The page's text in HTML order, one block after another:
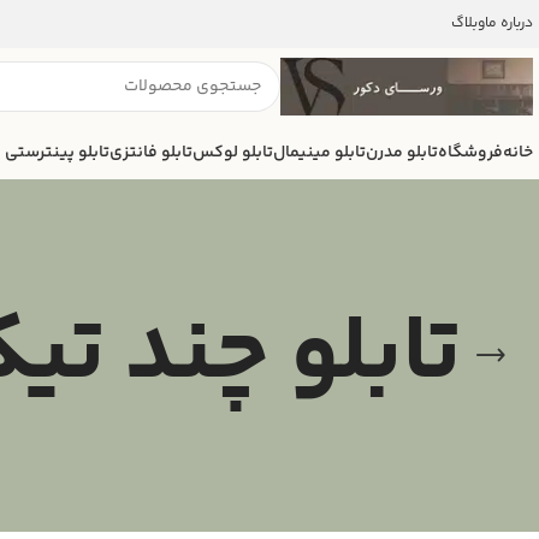
درباره ماوبلاگ
خانهفروشگاهتابلو مدرنتابلو مینیمالتابلو لوکستابلو فانتزیتابلو پینترستی
تابلو چند